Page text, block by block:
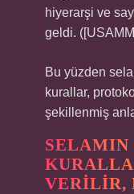
hiyerarşi ve
geldi.
Bu yüzden
kurallar,
şekillenmiş
SELAMIN
VERILIR,